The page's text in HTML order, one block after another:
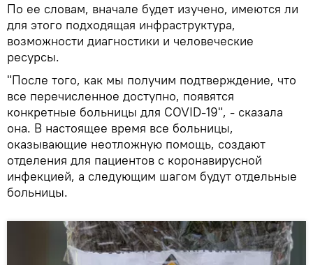
По ее словам, вначале будет изучено, имеются ли
для этого подходящая инфраструктура,
возможности диагностики и человеческие
ресурсы.
"После того, как мы получим подтверждение, что
все перечисленное доступно, появятся
конкретные больницы для COVID-19", - сказала
она. В настоящее время все больницы,
оказывающие неотложную помощь, создают
отделения для пациентов с коронавирусной
инфекцией, а следующим шагом будут отдельные
больницы.